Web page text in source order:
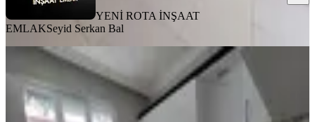
YENİ ROTA İNŞAAT
EMLAKSeyid Serkan Bal
MANZARALI
Ballıca Mahallesi - Az Katlı - Uygun
Fiyat - Satılık 2+1 Daire
Dulkadiroğlu, Ballıca Mahallesi